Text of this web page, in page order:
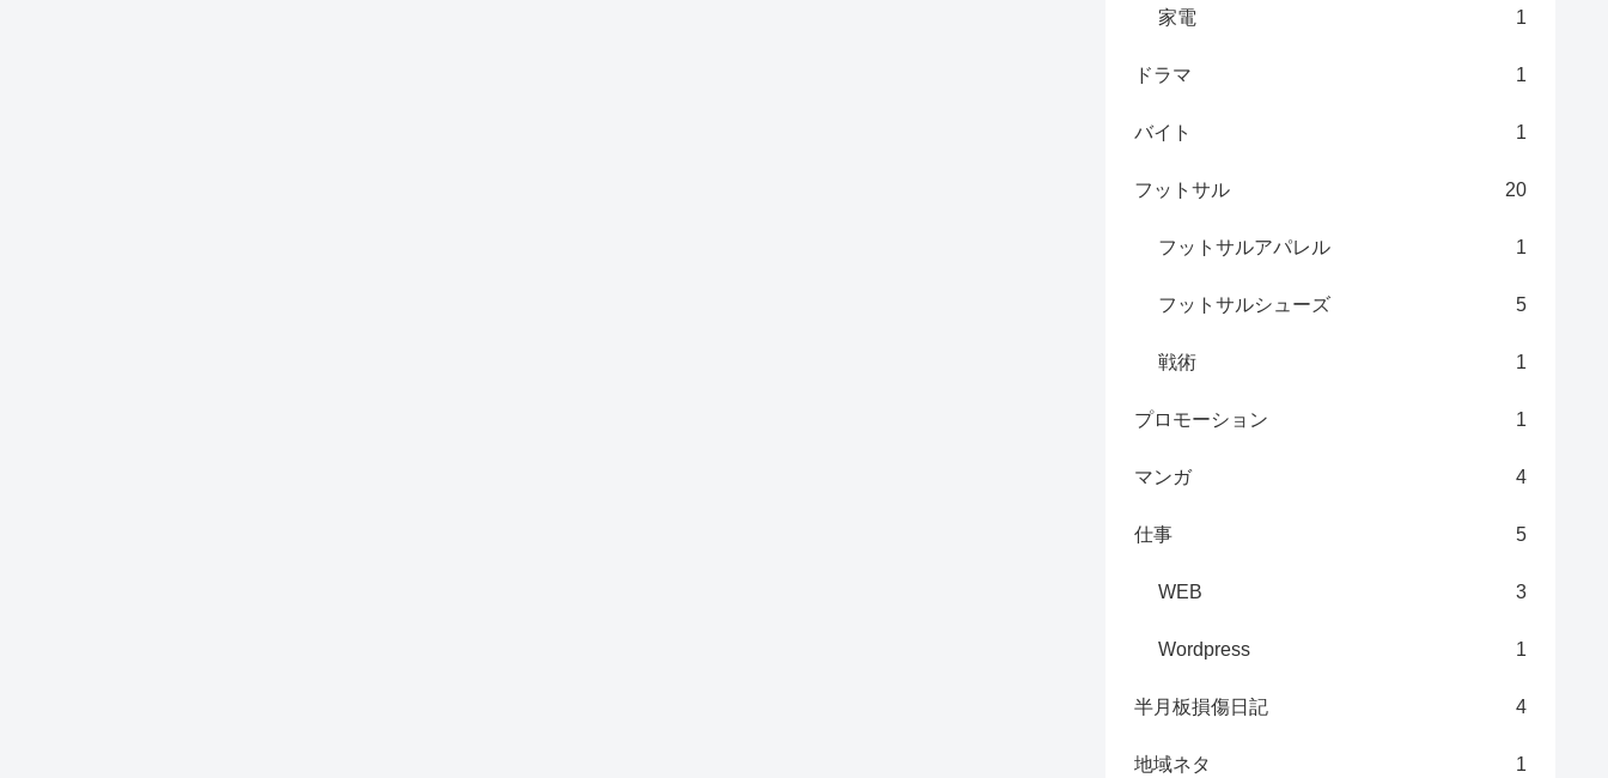
家電 1
ドラマ 1
バイト 1
フットサル 20
フットサルアパレル 1
フットサルシューズ 5
戦術 1
プロモーション 1
マンガ 4
仕事 5
WEB 3
Wordpress 1
半月板損傷日記 4
地域ネタ 1